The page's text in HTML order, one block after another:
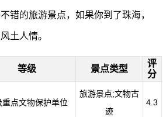
错的旅游景点，如果你到了珠海，
土人情。
等级 景点类型
评
分
重点文物保护单位
旅游景点;文物古
迹
4.3